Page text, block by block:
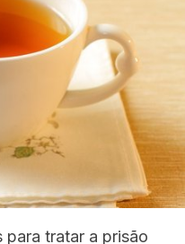
para tratar a prisão